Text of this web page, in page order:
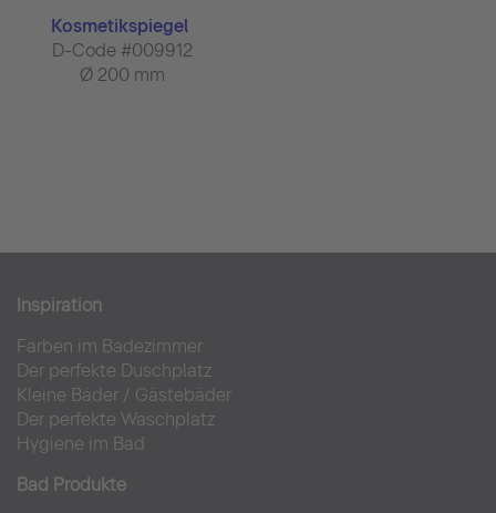
Kosmetikspiegel
D-Code #009912
Ø 200 mm
Inspiration
Farben im Badezimmer
Der perfekte Duschplatz
Kleine Bäder / Gästebäder
Der perfekte Waschplatz
Hygiene im Bad
Bad Produkte